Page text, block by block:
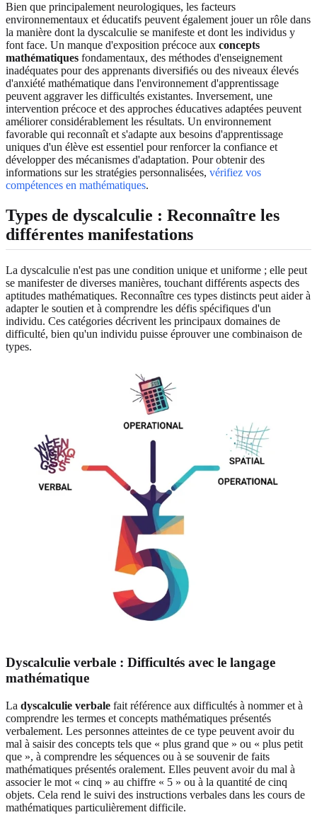
Bien que principalement neurologiques, les facteurs
environnementaux et éducatifs peuvent également jouer un rôle dans
la manière dont la dyscalculie se manifeste et dont les individus y
font face. Un manque d'exposition précoce aux concepts
mathématiques fondamentaux, des méthodes d'enseignement
inadéquates pour des apprenants diversifiés ou des niveaux élevés
d'anxiété mathématique dans l'environnement d'apprentissage
peuvent aggraver les difficultés existantes. Inversement, une
intervention précoce et des approches éducatives adaptées peuvent
améliorer considérablement les résultats. Un environnement
favorable qui reconnaît et s'adapte aux besoins d'apprentissage
uniques d'un élève est essentiel pour renforcer la confiance et
développer des mécanismes d'adaptation. Pour obtenir des
informations sur les stratégies personnalisées, vérifiez vos
compétences en mathématiques.
Types de dyscalculie : Reconnaître les
différentes manifestations
La dyscalculie n'est pas une condition unique et uniforme ; elle peut
se manifester de diverses manières, touchant différents aspects des
aptitudes mathématiques. Reconnaître ces types distincts peut aider à
adapter le soutien et à comprendre les défis spécifiques d'un
individu. Ces catégories décrivent les principaux domaines de
difficulté, bien qu'un individu puisse éprouver une combinaison de
types.
Dyscalculie verbale : Difficultés avec le langage
mathématique
La dyscalculie verbale fait référence aux difficultés à nommer et à
comprendre les termes et concepts mathématiques présentés
verbalement. Les personnes atteintes de ce type peuvent avoir du
mal à saisir des concepts tels que « plus grand que » ou « plus petit
que », à comprendre les séquences ou à se souvenir de faits
mathématiques présentés oralement. Elles peuvent avoir du mal à
associer le mot « cinq » au chiffre « 5 » ou à la quantité de cinq
objets. Cela rend le suivi des instructions verbales dans les cours de
mathématiques particulièrement difficile.